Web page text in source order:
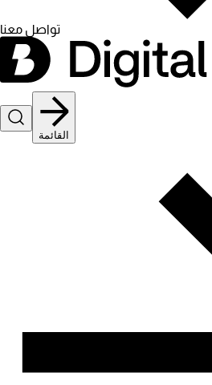
تواصل معنا
القائمة